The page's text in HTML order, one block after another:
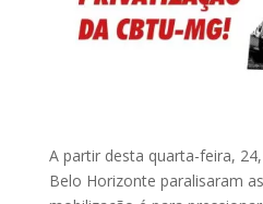
A partir desta quarta-feira,
Belo Horizonte paralisaram